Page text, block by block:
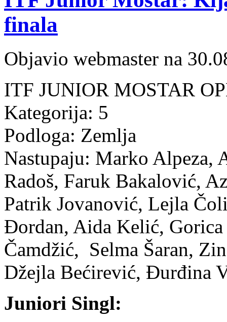
finala
Objavio webmaster na
ITF JUNIOR MOSTAR
Kategorija: 5
Podloga: Zemlja
Nastupaju: Marko Alpeza,
Radoš, Faruk Bakalović,
Patrik Jovanović, Lejla
Đordan, Aida Kelić,
Čamdžić, Selma Šaran,
Džejla Bećirević, Đurđina
Juniori Singl: